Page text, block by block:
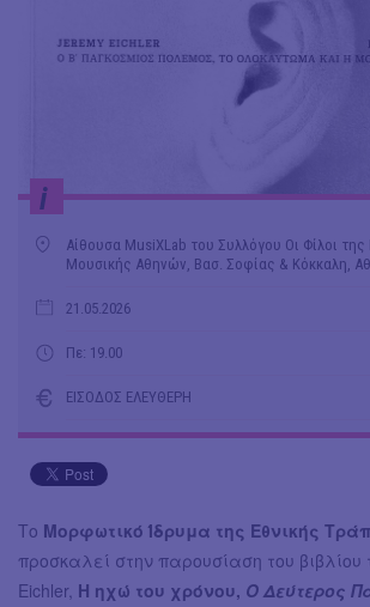
i
Αίθουσα MusiXLab του Συλλόγου Οι Φίλοι
Μουσικής Αθηνών, Βασ. Σοφίας & Κόκκαλη,
21.05.2026
Πε: 19.00
ΕΙΣΟΔΟΣ ΕΛΕΥΘΕΡΗ
Το Μορφωτικό Ίδρυμα της Εθνικής
προσκαλεί στην παρουσίαση του βιβλίου
Eichler, Η ηχώ του χρόνου, Ο Δεύτερος